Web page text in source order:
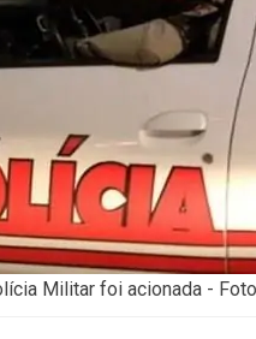
Militar foi acionada -